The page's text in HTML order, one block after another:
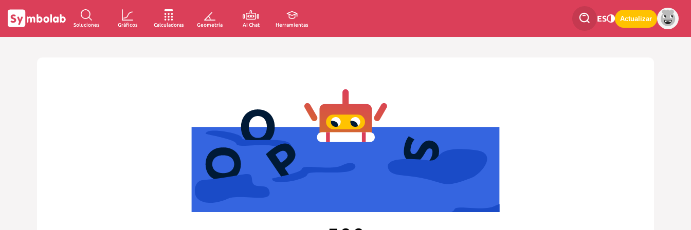
Soluciones Gráficos Calculadoras Geometría AI Chat Herramientas
ES Actualizar